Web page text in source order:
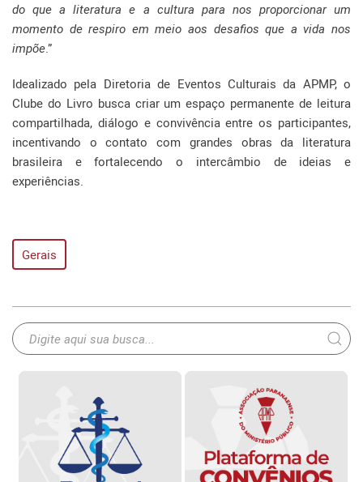
do que a literatura e a cultura para nos proporcionar um
momento de respiro em meio aos desafios que a vida nos
impõe.”
Idealizado pela Diretoria de Eventos Culturais da APMP, o
Clube do Livro busca criar um espaço permanente de leitura
compartilhada, diálogo e convivência entre os participantes,
incentivando o contato com grandes obras da literatura
brasileira e fortalecendo o intercâmbio de ideias e
experiências.
Gerais